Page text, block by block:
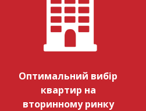
Оптимальний вибір
квартир на
вторинному ринку